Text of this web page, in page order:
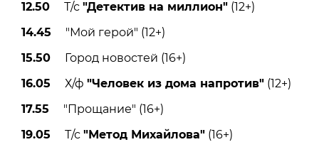
12.50 Т/с "Детектив на миллион" (12+)
14.45 "Мой герой" (12+)
15.50 Город новостей (16+)
16.05 Х/ф "Человек из дома напротив" (12+)
17.55 "Прощание" (16+)
19.05 Т/с "Метод Михайлова" (16+)